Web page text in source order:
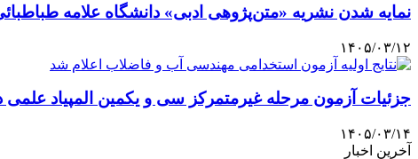
نمایه شدن نشریه «متن‌پژوهی ادبی» دانشگاه علامه
۱۴۰۵/۰۳/۱۲
جزئیات آزمون مرحله غیرمتمرکز سی و یکمین المپیاد علمی
۱۴۰۵/۰۳/۱۴
آخرین اخبار